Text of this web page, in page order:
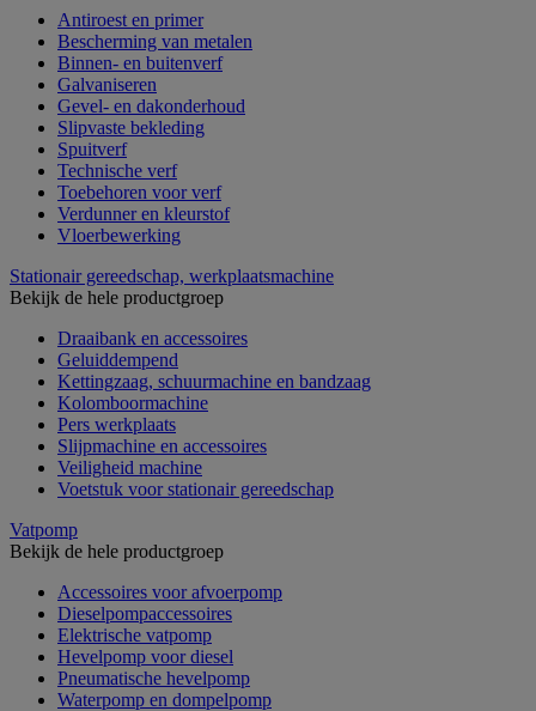
Antiroest en primer
Bescherming van metalen
Binnen- en buitenverf
Galvaniseren
Gevel- en dakonderhoud
Slipvaste bekleding
Spuitverf
Technische verf
Toebehoren voor verf
Verdunner en kleurstof
Vloerbewerking
Stationair gereedschap, werkplaatsmachine
Bekijk de hele productgroep
Draaibank en accessoires
Geluiddempend
Kettingzaag, schuurmachine en bandzaag
Kolomboormachine
Pers werkplaats
Slijpmachine en accessoires
Veiligheid machine
Voetstuk voor stationair gereedschap
Vatpomp
Bekijk de hele productgroep
Accessoires voor afvoerpomp
Dieselpompaccessoires
Elektrische vatpomp
Hevelpomp voor diesel
Pneumatische hevelpomp
Waterpomp en dompelpomp